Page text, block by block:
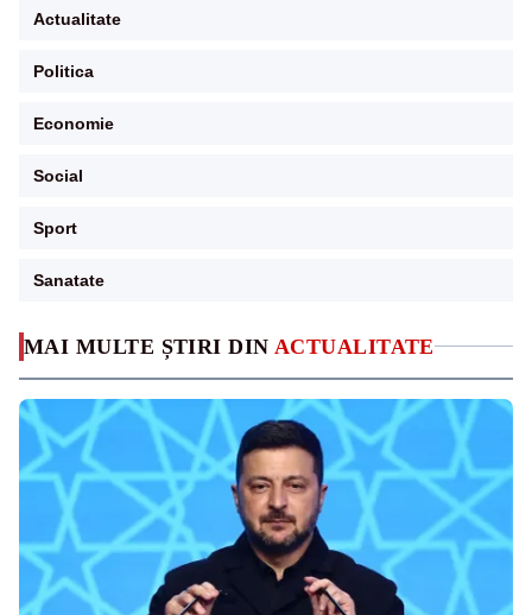
MAI MULTE ȘTIRI DIN ACTUALITATE
Actualitate
Politica
Economie
Social
Sport
Sanatate